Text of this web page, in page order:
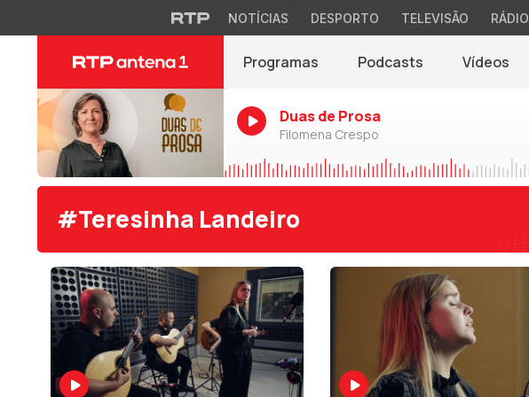
NOTÍCIAS DESPORTO TELEVISÃO RÁDIO
Programas Podcasts Vídeos
Duas de Prosa
Filomena Crespo
#Teresinha Landeiro